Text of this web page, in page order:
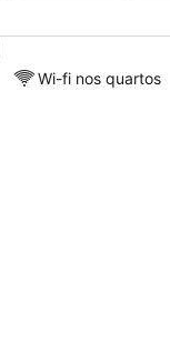
Wi-fi nos quartos